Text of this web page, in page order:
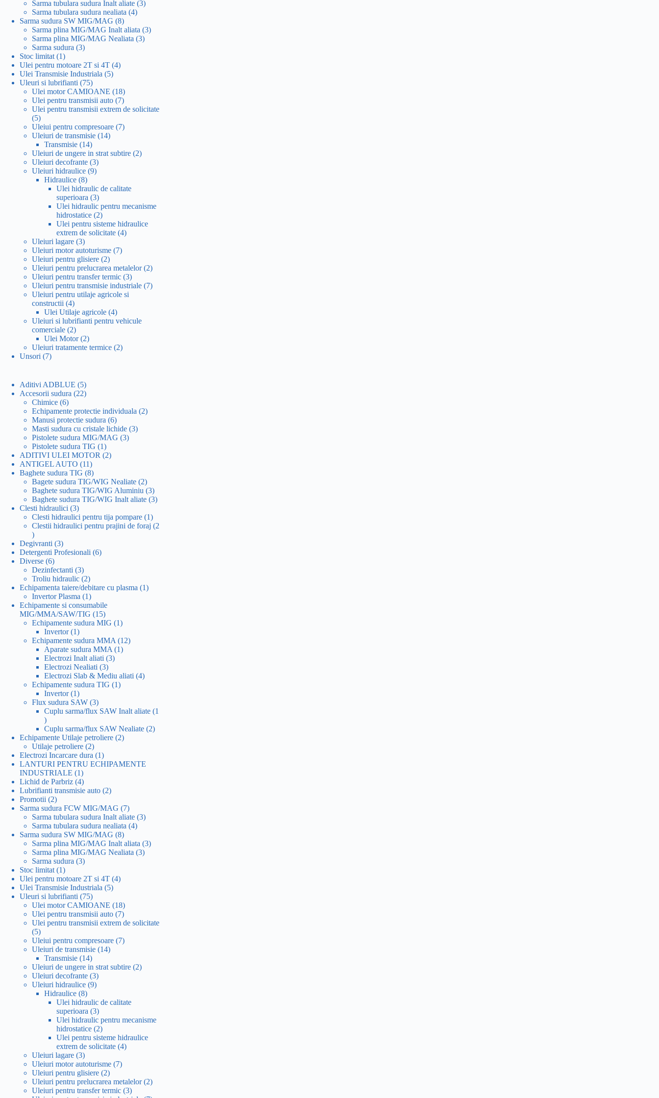
produse
Sarma tubulara sudura Inalt aliate 33
Sarma tubulara sudura nealiata 44
Sarma sudura SW MIG/MAG 88
produse
Sarma plina MIG/MAG Inalt aliata 33
Sarma plina MIG/MAG Nealiata 33
Sarma sudura 33
Stoc limitat 11
produs
Ulei pentru motoare 2T si 4T 44
Ulei Transmisie Industriala 55
Uleuri si lubrifianti 7575
de
produse
Ulei motor CAMIOANE 1818
produse
Ulei pentru transmisii auto 77
produse
Ulei pentru transmisii extrem de solicitate
55
produse
Uleiui pentru compresoare 77
Uleiuri de transmisie 1414
Transmisie 1414
produse
Uleiuri de ungere in strat subtire 22
Uleiuri decofrante 33
produse
Uleiuri hidraulice 99
Hidraulice 88
produse
Ulei hidraulic de calitate
superioara 33
produse
Ulei hidraulic pentru mecanisme
hidrostatice 22
produse
Ulei pentru sisteme hidraulice
extrem de solicitate 44
Uleiuri lagare 33
produse
Uleiuri motor autoturisme 77
Uleiuri pentru glisiere 22
produse
Uleiuri pentru prelucrarea metalelor 22
Uleiuri pentru transfer termic 33
produse
Uleiuri pentru transmisie industriale 77
Uleiuri pentru utilaje agricole si
constructii 44
produse
Ulei Utilaje agricole 44
produse
Uleiuri si lubrifianti pentru vehicule
comerciale 22
produse
Ulei Motor 22
produse
Uleiuri tratamente termice 22
Unsori 77
Aditivi ADBLUE 55
produse
Accesorii sudura 2222
produse
Chimice 66
produse
Echipamente protectie individuala 22
Manusi protectie sudura 66
produse
Masti sudura cu cristale lichide 33
Pistolete sudura MIG/MAG 33
Pistolete sudura TIG 11
produs
ADITIVI ULEI MOTOR 22
ANTIGEL AUTO 1111
produse
Baghete sudura TIG 88
produse
Bagete sudura TIG/WIG Nealiate 22
produse
Baghete sudura TIG/WIG Aluminiu 33
produse
Baghete sudura TIG/WIG Inalt aliate 33
Clesti hidraulici 33
produse
Clesti hidraulici pentru tija pompare 11
produs
Clestii hidraulici pentru prajini de foraj
2
2
produse
Degivranti 33
produse
Detergenti Profesionali 66
Diverse 66
produse
Dezinfectanti 33
produse
Troliu hidraulic 22
produse
Echipamenta taiere/debitare cu plasma 11
Invertor Plasma 11
produs
Echipamente si consumabile
MIG/MMA/SAW/TIG
1515
produse
Echipamente sudura MIG 11
Invertor 11
produs
Echipamente sudura MMA 1212
Aparate sudura MMA 11
Electrozi Inalt aliati 33
Electrozi Nealiati 33
produse
Electrozi Slab & Mediu aliati 44
Echipamente sudura TIG 11
Invertor 11
produs
Flux sudura SAW 33
produse
Cuplu sarma/flux SAW Inalt aliate 1
1
produs
Cuplu sarma/flux SAW Nealiate 22
Echipamente Utilaje petroliere 22
Utilaje petroliere 22
produse
Electrozi Incarcare dura 11
produs
LANTURI PENTRU ECHIPAMENTE
INDUSTRIALE
11
produs
Lichid de Parbriz 44
produse
Lubrifianti transmisie auto 22
Promotii 22
produse
Sarma sudura FCW MIG/MAG 77
produse
Sarma tubulara sudura Inalt aliate 33
Sarma tubulara sudura nealiata 44
Sarma sudura SW MIG/MAG 88
produse
Sarma plina MIG/MAG Inalt aliata 33
Sarma plina MIG/MAG Nealiata 33
Sarma sudura 33
Stoc limitat 11
produs
Ulei pentru motoare 2T si 4T 44
Ulei Transmisie Industriala 55
Uleuri si lubrifianti 7575
de
produse
Ulei motor CAMIOANE 1818
produse
Ulei pentru transmisii auto 77
produse
Ulei pentru transmisii extrem de solicitate
55
produse
Uleiui pentru compresoare 77
Uleiuri de transmisie 1414
Transmisie 1414
produse
Uleiuri de ungere in strat subtire 22
Uleiuri decofrante 33
produse
Uleiuri hidraulice 99
Hidraulice 88
produse
Ulei hidraulic de calitate
superioara 33
produse
Ulei hidraulic pentru mecanisme
hidrostatice 22
produse
Ulei pentru sisteme hidraulice
extrem de solicitate 44
Uleiuri lagare 33
produse
Uleiuri motor autoturisme 77
Uleiuri pentru glisiere 22
produse
Uleiuri pentru prelucrarea metalelor 22
Uleiuri pentru transfer termic 33